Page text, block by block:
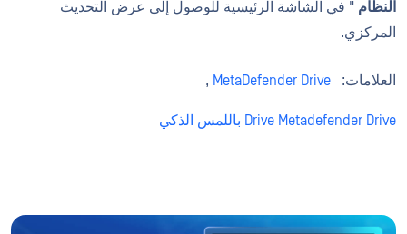
النظام " في الشاشة الرئيسية للوصول إلى عرض التحديث
المركزي.
العلامات: MetaDefender Drive
,
Drive Metadefender Drive باللمس الذكي